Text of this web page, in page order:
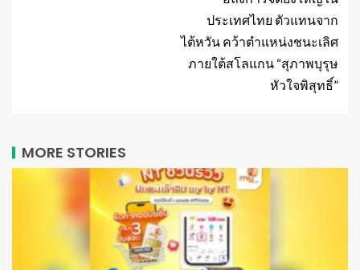
ประเทศไทย ตัวแทนจาก
ไต้หวัน คว้าตำแหน่งชนะเลิศ
ภายใต้สโลแกน “สุภาพบุรุษ
หัวใจพิสุทธิ์”
MORE STORIES